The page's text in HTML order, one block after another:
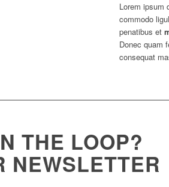
Lorem ipsum
commodo
penatibus et
Donec quam
consequat
THE LOOP?
NEWSLETTER